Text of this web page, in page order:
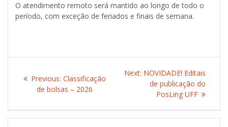
O atendimento remoto será mantido ao longo de todo o
período, com exceção de feriados e finais de semana.
navigation
Previous: Previous
post:
Classificação
de bolsas – 2026
Next: Next
post:
NOVIDADE! Editais
de publicação do
PosLing UFF